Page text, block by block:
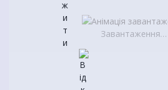
Завантаження…